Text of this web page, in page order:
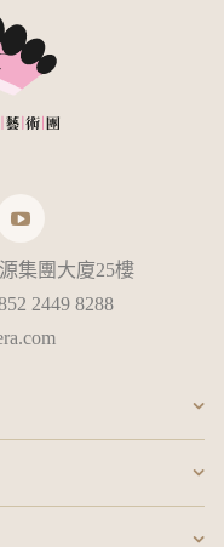
集團大廈25樓
2449 8288